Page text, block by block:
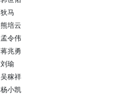
狄马
熊培云
孟令伟
蒋兆勇
刘瑜
吴稼祥
杨小凯